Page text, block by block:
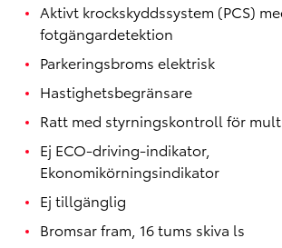
Aktivt krockskyddssystem (PCS)
fotgängardetektion
Parkeringsbroms elektrisk
Hastighetsbegränsare
Ratt med styrningskontroll för
Ej ECO-driving-indikator,
Ekonomikörningsindikator
Ej tillgänglig
Bromsar fram, 16 tums skiva ls